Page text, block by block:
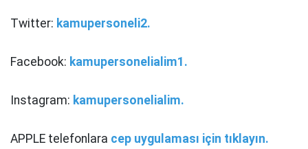
Twitter: kamupersoneli2.
Facebook: kamupersonelialim1.
Instagram: kamupersonelialim.
APPLE telefonlara cep uygulaması için tıklayın.